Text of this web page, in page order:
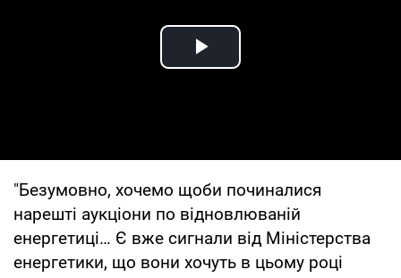
Play Video
"Безумовно, хочемо щоби починалися
нарешті аукціони по відновлюваній
енергетиці… Є вже сигнали від Міністерства
енергетики, що вони хочуть в цьому році